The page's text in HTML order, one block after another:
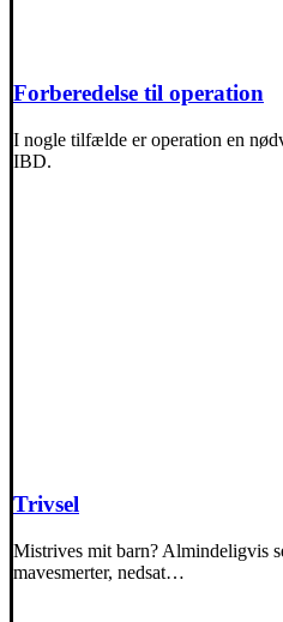
Forberedelse til operation
I nogle tilfælde er operation en
IBD.
Trivsel
Mistrives mit barn? Almindeligvis
mavesmerter, nedsat…